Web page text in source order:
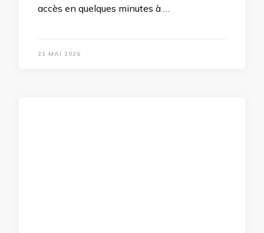
accès en quelques minutes à …
21 MAI 2026